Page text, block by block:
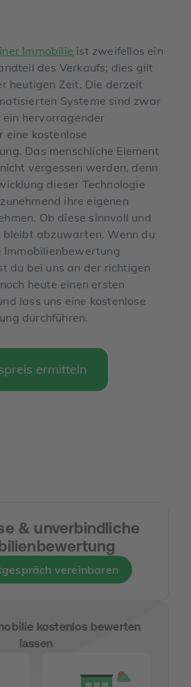
Immobilie ist zweifellos ein
des Verkaufs; dies gilt
heutigen Zeit. Die derzeit
Systeme sind zwar
hervorragender
eine kostenlose
Das menschliche Element
vergessen werden, denn
dieser Technologie
ihre eigenen
Ob diese sinnvoll und
bleibt abzuwarten. Wenn du
Immobilienbewertung
du bei uns an der richtigen
heute einen ersten
lass uns eine kostenlose
durchführen.
ermitteln
& unverbindliche
vereinbaren
kostenlos bewerten
lassen